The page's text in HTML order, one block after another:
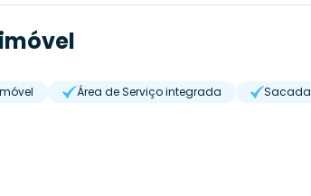
Área de Serviço integrada Sacada